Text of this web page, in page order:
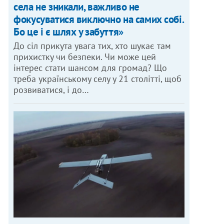
села не зникали, важливо не
фокусуватися виключно на самих собі.
Бо це і є шлях у забуття»
До сіл прикута увага тих, хто шукає там
прихистку чи безпеки. Чи може цей
інтерес стати шансом для громад? Що
треба українському селу у 21 столітті, щоб
розвиватися, і до…